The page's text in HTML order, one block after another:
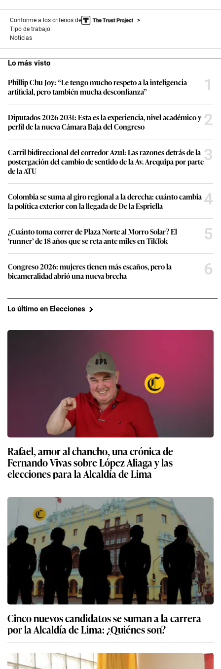
Conforme a los criterios de
Tipo de trabajo:
Noticias
Lo más visto
Phillip Chu Joy: “Le tengo mucho respeto a la inteligencia
artificial, pero también mucha desconfianza”
1
Diputados 2026-2031: Esta es la experiencia, nivel académico y
perfil de la nueva Cámara Baja del Congreso
2
Carril bidireccional del corredor Azul: Las razones detrás de la
postergación del cambio de sentido de la Av. Arequipa por parte
de la ATU
3
Colombia se suma al giro regional a la derecha: cuánto cambia
la política exterior con la llegada de De la Espriella
4
¿Cuánto toma correr de Plaza Norte al Morro Solar? El
‘runner’ de 18 años que se reta ante miles en TikTok
5
Congreso 2026: mujeres tienen más escaños, pero la
bicameralidad abrió una nueva brecha
6
Lo último en Elecciones
Rafael, amor al chancho, una crónica de
Fernando Vivas sobre López Aliaga y las
elecciones para la Alcaldía de Lima
Cinco nuevos candidatos se suman a la carrera
por la Alcaldía de Lima: ¿Quiénes son?